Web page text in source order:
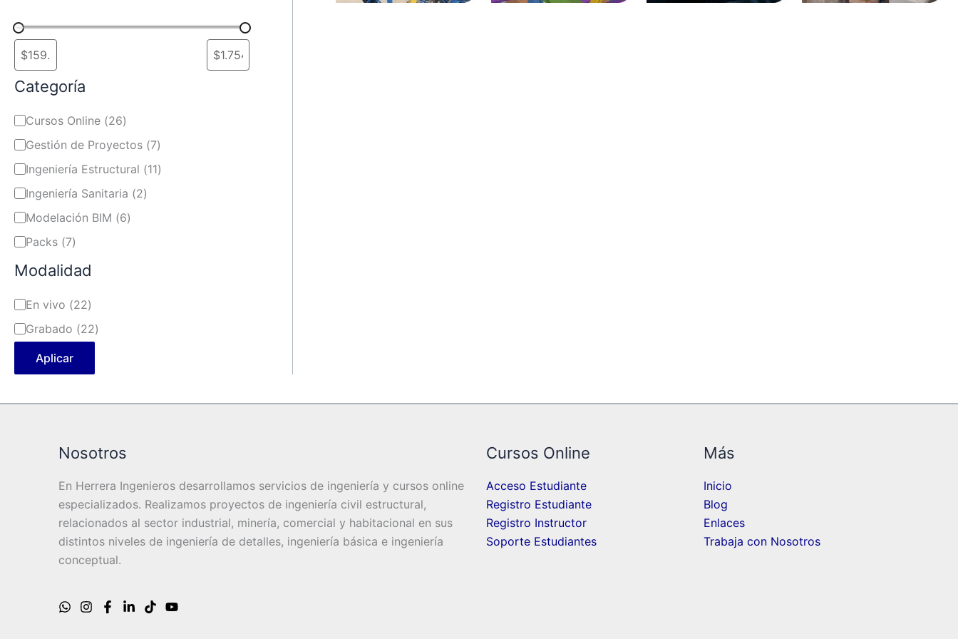
Categoría
Cursos Online (26)
Gestión de Proyectos (7)
Ingeniería Estructural (11)
Ingeniería Sanitaria (2)
Modelación BIM (6)
Packs (7)
Modalidad
En vivo (22)
Grabado (22)
Aplicar
Nosotros
En Herrera Ingenieros desarrollamos servicios de ingeniería y cursos online
especializados. Realizamos proyectos de ingeniería civil estructural,
relacionados al sector industrial, minería, comercial y habitacional en sus
distintos niveles de ingeniería de detalles, ingeniería básica e ingeniería
conceptual.
Cursos Online
Acceso Estudiante
Registro Estudiante
Registro Instructor
Soporte Estudiantes
Más
Inicio
Blog
Enlaces
Trabaja con Nosotros